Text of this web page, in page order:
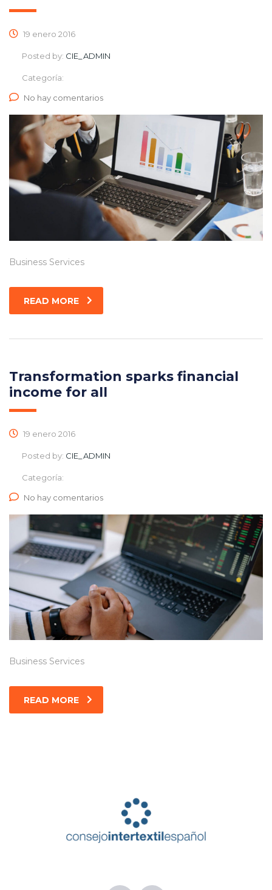
19 enero 2016
Posted by: CIE_ADMIN
Categoría:
No hay comentarios
Business Services
READ MORE
Transformation sparks financial
income for all
19 enero 2016
Posted by: CIE_ADMIN
Categoría:
No hay comentarios
Business Services
READ MORE